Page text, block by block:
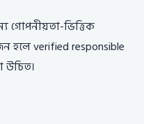
গোপনীয়তা-ভিত্তিক
হলে verified responsible
উচিত।